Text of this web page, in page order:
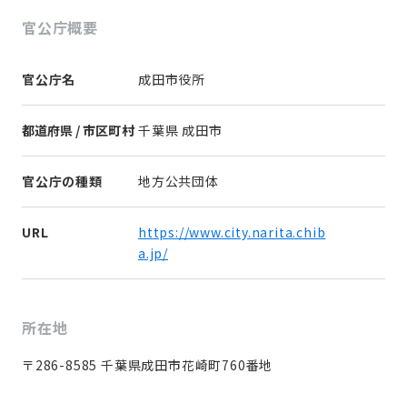
官公庁概要
官公庁名 成田市役所
都道府県 / 市区町村 千葉県 成田市
官公庁の種類 地方公共団体
URL
https://www.city.narita.chib
a.jp/
所在地
〒286-8585 千葉県成田市花崎町760番地